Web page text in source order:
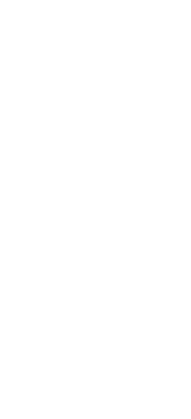
zuständigen
bei großen
mit
die
bestimmten